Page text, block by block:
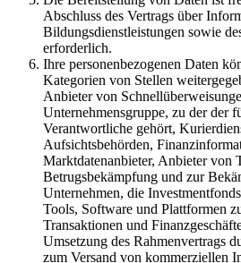
Abschluss des Vertrags über
Bildungsdienstleistungen sowie
erforderlich.
Ihre personenbezogenen Daten
Kategorien von Stellen
Anbieter von
Unternehmensgruppe, zu der der
Verantwortliche gehört,
Aufsichtsbehörden,
Marktdatenanbieter, Anbieter von
Betrugsbekämpfung und zur
Unternehmen, die
Tools, Software und Plattformen
Transaktionen und
Umsetzung des Rahmenvertrags
zum Versand von kommerziellen